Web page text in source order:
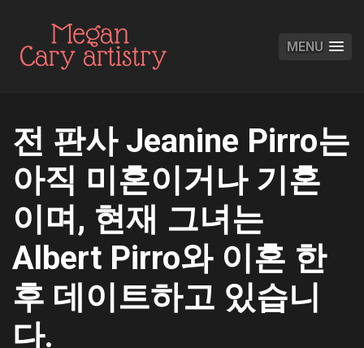
MENU
전 판사 Jeanine Pirro는
아직 미혼이거나 기혼
이며, 현재 그녀는
Albert Pirro와 이혼 한
후 데이트하고 있습니
다.